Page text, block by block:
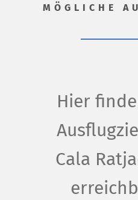
MÖGLICHE
Hier
Cala